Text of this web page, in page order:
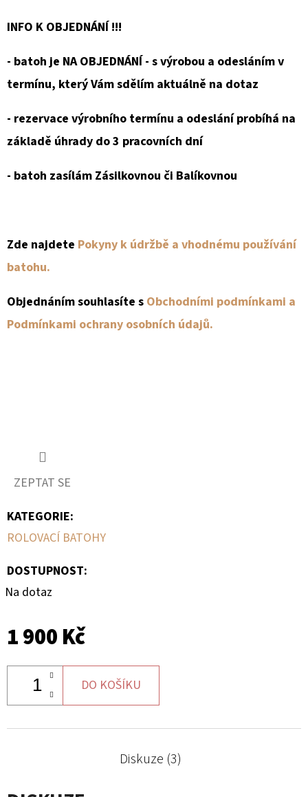
INFO K OBJEDNÁNÍ !!!
- batoh je NA OBJEDNÁNÍ - s výrobou a odesláním v
termínu, který Vám sdělím aktuálně na dotaz
- rezervace výrobního termínu a odeslání probíhá na
základě úhrady do 3 pracovních dní
- batoh zasílám Zásilkovnou či Balíkovnou
Zde najdete Pokyny k údržbě a vhodnému používání
batohu.
Objednáním souhlasíte s Obchodními podmínkami a
Podmínkami ochrany osobních údajů.
ZEPTAT SE
KATEGORIE:
ROLOVACÍ BATOHY
DOSTUPNOST:
Na dotaz
1 900 Kč
DO KOŠÍKU
Diskuze (3)